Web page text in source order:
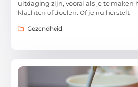
uitdaging zijn, vooral als je te maken
klachten of doelen. Of je nu herstelt
Gezondheid